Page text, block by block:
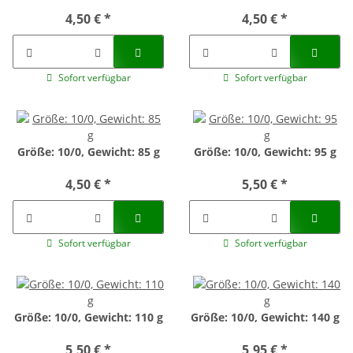
4,50 €*
Sofort verfügbar
4,50 €*
Sofort verfügbar
Größe: 10/0, Gewicht: 85 g
4,50 €*
Sofort verfügbar
Größe: 10/0, Gewicht: 95 g
5,50 €*
Sofort verfügbar
Größe: 10/0, Gewicht: 110 g
5,50 €*
Größe: 10/0, Gewicht: 140 g
5,95 €*